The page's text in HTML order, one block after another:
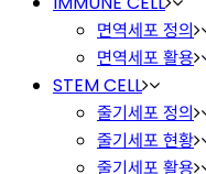
면역세포 정의
면역세포 활용
STEM CELL
줄기세포 정의
줄기세포 현황
줄기세포 활용